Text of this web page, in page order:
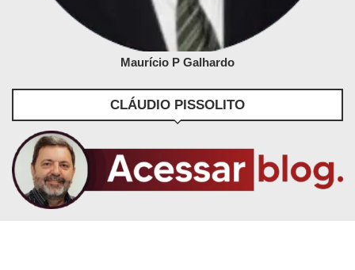
Maurício P Galhardo
CLÁUDIO PISSOLITO